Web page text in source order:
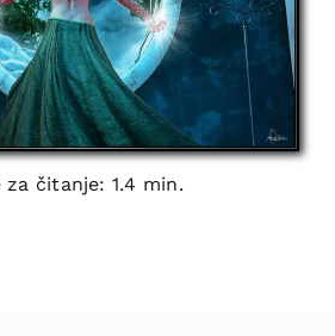
čitanje: 1.4 min.